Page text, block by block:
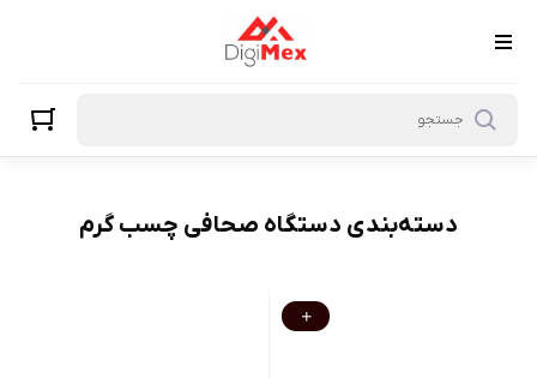
دسته‌بندی دستگاه صحافی چسب گرم